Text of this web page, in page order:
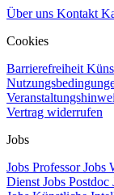
Über uns Kontakt
Cookies
Barrierefreiheit
Vertrag widerrufen
Jobs
Jobs ProfessorJobs
Dienst Jobs Postdoc